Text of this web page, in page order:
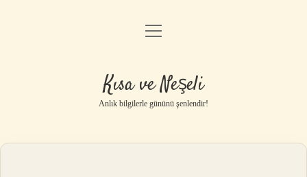
Anasayfa
Yasal Uyarı
menüyü
Kısa ve Neşeli
Anlık bilgilerle gününü şenlendir!